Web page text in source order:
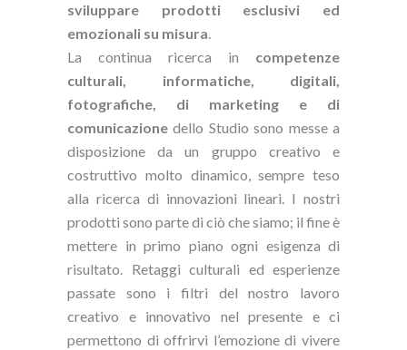
sviluppare prodotti esclusivi ed
emozionali su misura.
La continua ricerca in competenze
culturali, informatiche, digitali,
fotografiche, di marketing e di
comunicazione dello Studio sono messe a
disposizione da un gruppo creativo e
costruttivo molto dinamico, sempre teso
alla ricerca di innovazioni lineari. I nostri
prodotti sono parte di ciò che siamo; il fine è
mettere in primo piano ogni esigenza di
risultato. Retaggi culturali ed esperienze
passate sono i filtri del nostro lavoro
creativo e innovativo nel presente e ci
permettono di offrirvi l’emozione di vivere